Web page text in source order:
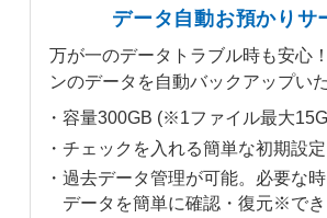
データ自動お預かりサ
万が一のデータトラブル時も安心
ンのデータを自動バックアップい
容量300GB (※1ファイル最大
チェックを入れる簡単な初期設定
過去データ管理が可能。必要な
データを簡単に確認・復元※でき